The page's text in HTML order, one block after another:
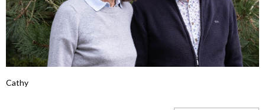
Cathy